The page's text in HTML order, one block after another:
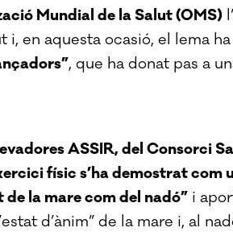
Mundial de la Salut (OMS)
i, en aquesta ocasió, el lema
, que ha donat pas a
ASSIR, del Consorci
físic s’ha demostrat com
la mare com del nadó” i
d’ànim” de la mare i, al